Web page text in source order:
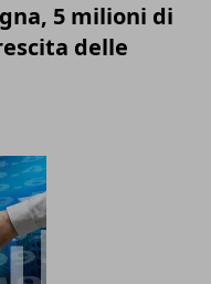
5 milioni di
delle